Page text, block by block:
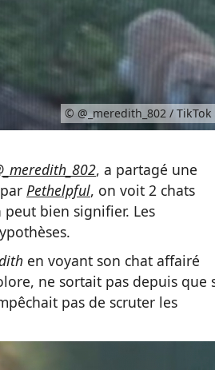
© @_meredith_802 / TikTok
, a partagé une
Pethelpful, on voit 2 chats
peut bien signifier. Les
en voyant son chat affairé
ne sortait pas depuis que
pas de scruter les